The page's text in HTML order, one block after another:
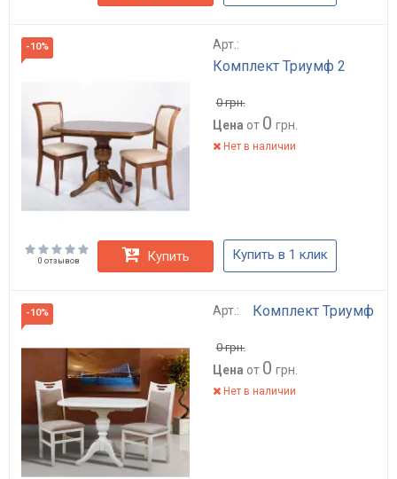
-10% Арт.:
Комплект Триумф 2
0грн.
Цена от 0 грн.
Нет в наличии
0 отзывов Купить Купить в 1 клик
-10% Арт.: Комплект Триумф
0грн.
Цена от 0 грн.
Нет в наличии